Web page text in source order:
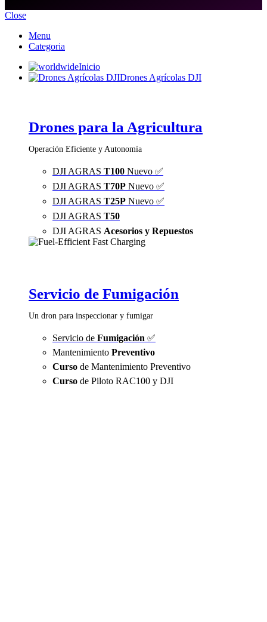
Close
Menu
Categoria
Inicio
Drones Agrícolas DJI
Drones para la Agricultura
Operación Eficiente y Autonomía
DJI AGRAS T100 Nuevo ✅
DJI AGRAS T70P Nuevo ✅
DJI AGRAS T25P Nuevo ✅
DJI AGRAS T50
DJI AGRAS Acesorios y Repuestos
Servicio de Fumigación
Un dron para inspeccionar y fumigar
Servicio de Fumigación ✅
Mantenimiento Preventivo
Curso de Mantenimiento Preventivo
Curso de Piloto RAC100 y DJI